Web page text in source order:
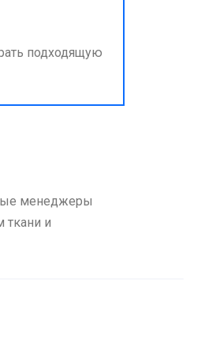
подходящую
менеджеры
ткани и